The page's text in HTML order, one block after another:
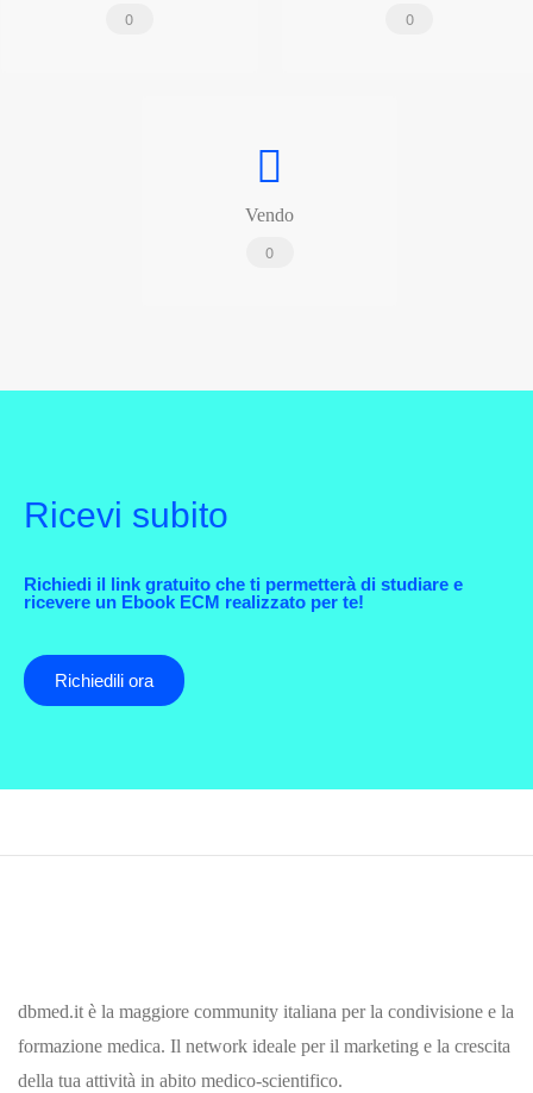
0 0
Vendo
0
Ricevi subito
Richiedi il link gratuito che ti permetterà di studiare e
ricevere un Ebook ECM realizzato per te!
Richiedili ora
dbmed.it è la maggiore community italiana per la condivisione e la
formazione medica. Il network ideale per il marketing e la crescita
della tua attività in abito medico-scientifico.